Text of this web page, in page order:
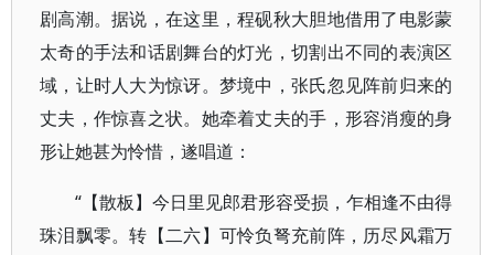
剧高潮。据说，在这里，程砚秋大胆地借用了电影蒙
太奇的手法和话剧舞台的灯光，切割出不同的表演区
域，让时人大为惊讶。梦境中，张氏忽见阵前归来的
丈夫，作惊喜之状。她牵着丈夫的手，形容消瘦的身
形让她甚为怜惜，遂唱道：
“【散板】今日里见郎君形容受损，乍相逢不由得
珠泪飘零。转【二六】可怜负弩充前阵，历尽风霜万